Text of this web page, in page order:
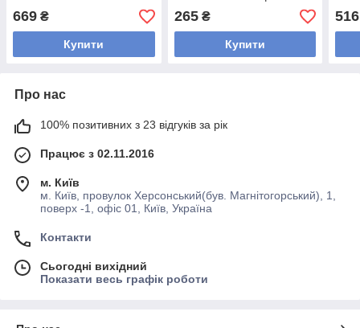
669 ₴
Купити
265₴
Купити
516
Про нас
100% позитивних з 23 відгуків за рік
Працює з 02.11.2016
м. Київ
м. Київ, провулок Херсонський(був. Магнітогорський), 1,
поверх -1, офіс 01, Київ, Україна
Контакти
Сьогодні вихідний
Показати весь графік роботи